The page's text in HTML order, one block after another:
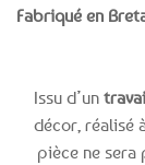
Fabriqué en
Issu d’un
décor, réalisé
pièce ne sera